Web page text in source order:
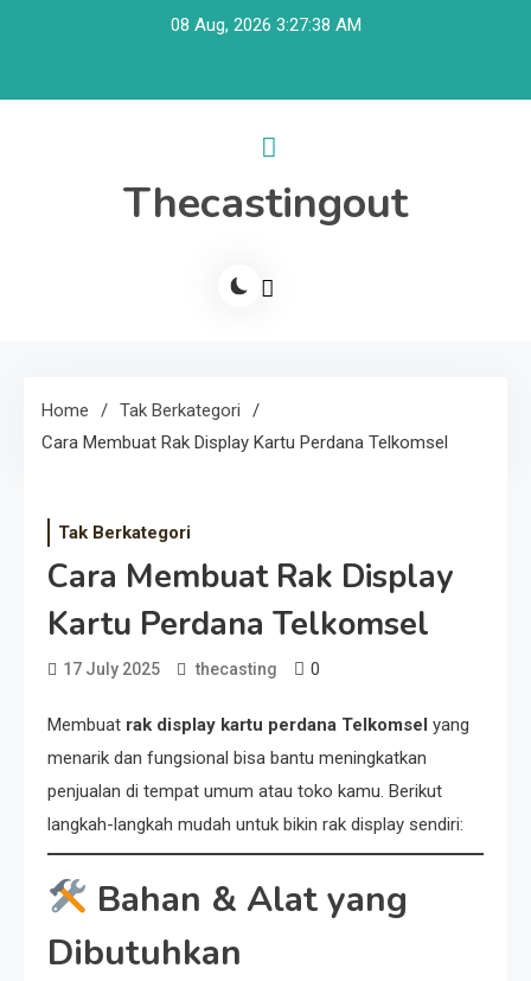
08 Aug, 2026 3:27:39 AM
Thecastingout
Home
Tak Berkategori
Cara Membuat Rak Display Kartu Perdana Telkomsel
Tak Berkategori
Cara Membuat Rak Display
Kartu Perdana Telkomsel
17 July 2025 thecasting 0
Membuat rak display kartu perdana Telkomsel yang
menarik dan fungsional bisa bantu meningkatkan
penjualan di tempat umum atau toko kamu. Berikut
langkah-langkah mudah untuk bikin rak display sendiri:
Bahan & Alat yang
Dibutuhkan